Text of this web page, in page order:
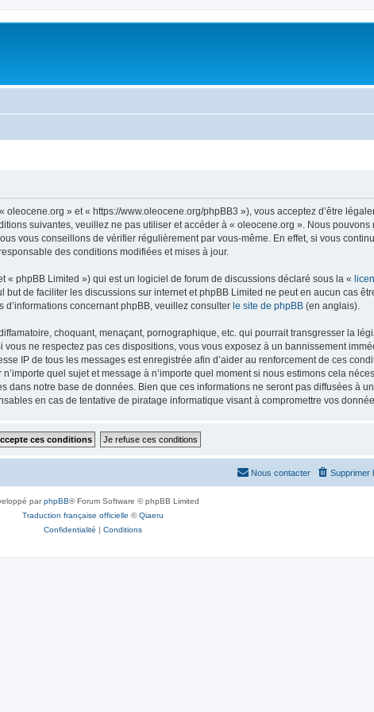
» et « https://www.oleocene.org/phpBB3 »), vous acceptez d’être
suivantes, veuillez ne pas utiliser et accéder à « oleocene.org ». Nous pouvons
vous conseillons de vérifier régulièrement par vous-même. En effet, si vous
des conditions modifiées et mises à jour.
phpBB Limited ») qui est un logiciel de forum de discussions déclaré sous la «
de faciliter les discussions sur internet et phpBB Limited ne peut en aucun cas
concernant phpBB, veuillez consulter le site de phpBB (en anglais).
choquant, menaçant, pornographique, etc. qui pourrait transgresser la
ne respectez pas ces dispositions, vous vous exposez à un bannissement
IP de tous les messages est enregistrée afin d’aider au renforcement de ces
quel sujet et message à n’importe quel moment si nous estimons cela
notre base de données. Bien que ces informations ne seront pas diffusées à
en cas de tentative de piratage informatique visant à compromettre vos
Supprimer
Nous contacter
parphpBB® Forum Software © phpBB Limited
Traduction française officielle ©Qiaeru
Confidentialité | Conditions